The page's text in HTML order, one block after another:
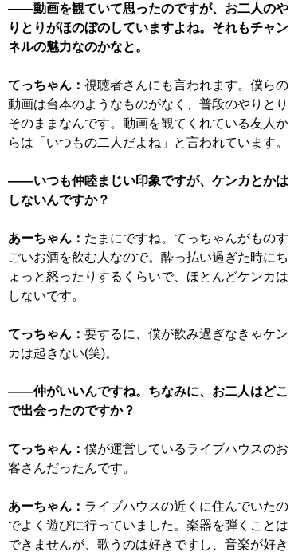
――動画を観ていて思ったのですが、お二人のや
りとりがほのぼのしていますよね。それもチャン
ネルの魅力なのかなと。
てっちゃん： 視聴者さんにも言われます。僕らの
動画は台本のようなものがなく、普段のやりとり
そのままなんです。動画を観てくれている友人か
らは「いつもの二人だよね」と言われています。
――いつも仲睦まじい印象ですが、ケンカとかは
しないんですか？
あーちゃん： たまにですね。てっちゃんがものす
ごいお酒を飲む人なので。酔っ払い過ぎた時にち
ょっと怒ったりするくらいで、ほとんどケンカは
しないです。
てっちゃん： 要するに、僕が飲み過ぎなきゃケン
カは起きない(笑)。
――仲がいいんですね。ちなみに、お二人はどこ
で出会ったのですか？
てっちゃん： 僕が運営しているライブハウスのお
客さんだったんです。
あーちゃん： ライブハウスの近くに住んでいたの
でよく遊びに行っていました。楽器を弾くことは
できませんが、歌うのは好きですし、音楽が好き